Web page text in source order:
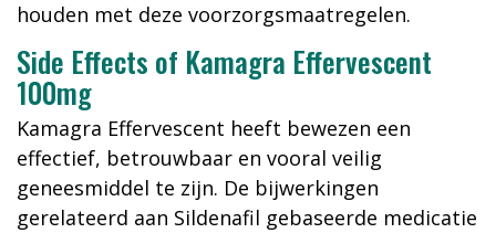
houden met deze voorzorgsmaatregelen.
Side Effects of Kamagra Effervescent
100mg
Kamagra Effervescent heeft bewezen een
effectief, betrouwbaar en vooral veilig
geneesmiddel te zijn. De bijwerkingen
gerelateerd aan Sildenafil gebaseerde medicatie